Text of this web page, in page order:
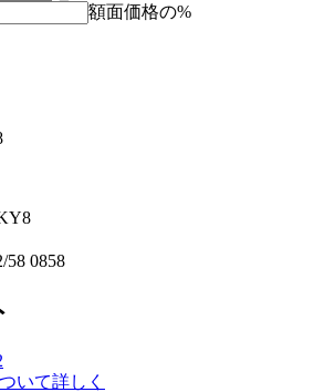
額面価格の%
58 0858
いて詳しく